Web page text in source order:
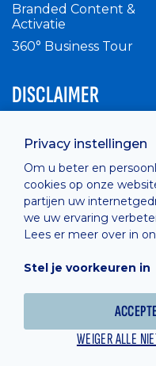
Privacy instellingen
Om u beter en
cookies op onze
partijen uw
we uw ervaring
Lees er meer over in
Stel je voorkeuren in
WEIGER ALLE
Branded Content &
Activatie
360° Business Tour
DISCLAIMER
Privacy Policy
Cashless
verkoopsvoorwaarden
Cookie Policy
Hosted by Combell
Powered online by